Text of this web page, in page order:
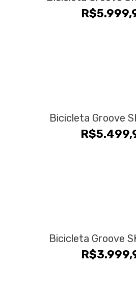
R$
Bicicleta Groove
R$
Bicicleta Groove
R$